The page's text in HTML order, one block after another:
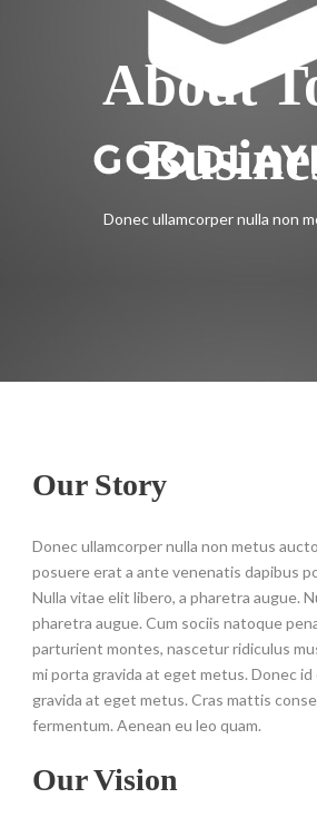
About
Donec ullamcorper nulla non
Our Story
Donec ullamcorper nulla non metus
posuere erat a ante venenatis dapibus
Nulla vitae elit libero, a pharetra augue.
pharetra augue. Cum sociis natoque
parturient montes, nascetur ridiculus
mi porta gravida at eget metus. Donec
gravida at eget metus. Cras mattis
fermentum. Aenean eu leo quam.
Our Vision